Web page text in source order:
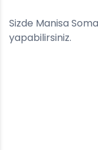
Sizde Manisa
yapabilirsiniz.